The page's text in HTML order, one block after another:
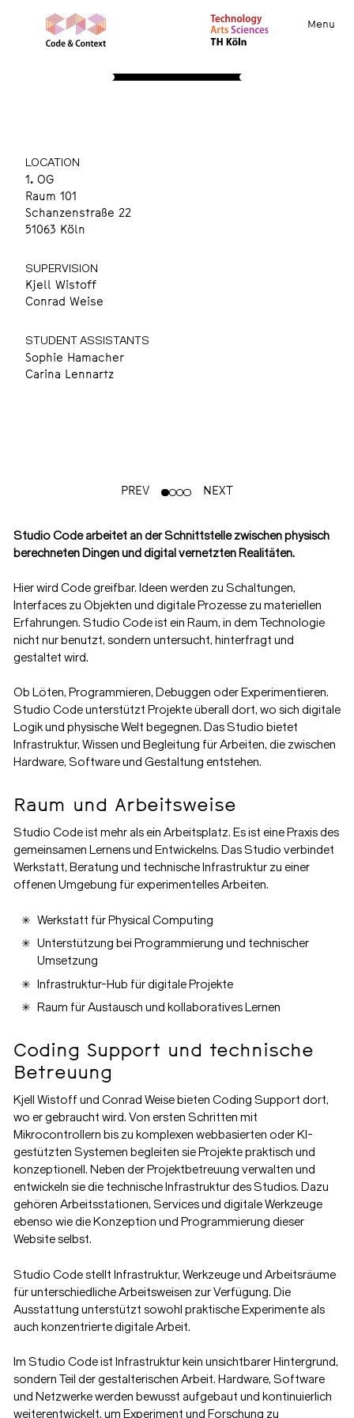
Menu
LOCATION
1. OG
Raum 101
Schanzenstraße 22
51063 Köln
SUPERVISION
Kjell Wistoff
Conrad Weise
STUDENT ASSISTANTS
Sophie Hamacher
Carina Lennartz
PREV NEXT
Studio Code arbeitet an der Schnittstelle zwischen physisch
berechneten Dingen und digital vernetzten Realitäten.
Hier wird Code greifbar. Ideen werden zu Schaltungen,
Interfaces zu Objekten und digitale Prozesse zu materiellen
Erfahrungen. Studio Code ist ein Raum, in dem Technologie
nicht nur benutzt, sondern untersucht, hinterfragt und
gestaltet wird.
Ob Löten, Programmieren, Debuggen oder Experimentieren.
Studio Code unterstützt Projekte überall dort, wo sich digitale
Logik und physische Welt begegnen. Das Studio bietet
Infrastruktur, Wissen und Begleitung für Arbeiten, die zwischen
Hardware, Software und Gestaltung entstehen.
Raum und Arbeitsweise
Studio Code ist mehr als ein Arbeitsplatz. Es ist eine Praxis des
gemeinsamen Lernens und Entwickelns. Das Studio verbindet
Werkstatt, Beratung und technische Infrastruktur zu einer
offenen Umgebung für experimentelles Arbeiten.
Werkstatt für Physical Computing
Unterstützung bei Programmierung und technischer
Umsetzung
Infrastruktur-Hub für digitale Projekte
Raum für Austausch und kollaboratives Lernen
Coding Support und technische
Betreuung
Kjell Wistoff und Conrad Weise bieten Coding Support dort,
wo er gebraucht wird. Von ersten Schritten mit
Mikrocontrollern bis zu komplexen webbasierten oder KI-
gestützten Systemen begleiten sie Projekte praktisch und
konzeptionell. Neben der Projektbetreuung verwalten und
entwickeln sie die technische Infrastruktur des Studios. Dazu
gehören Arbeitsstationen, Services und digitale Werkzeuge
ebenso wie die Konzeption und Programmierung dieser
Website selbst.
Studio Code stellt Infrastruktur, Werkzeuge und Arbeitsräume
für unterschiedliche Arbeitsweisen zur Verfügung. Die
Ausstattung unterstützt sowohl praktische Experimente als
auch konzentrierte digitale Arbeit.
Im Studio Code ist Infrastruktur kein unsichtbarer Hintergrund,
sondern Teil der gestalterischen Arbeit. Hardware, Software
und Netzwerke werden bewusst aufgebaut und kontinuierlich
weiterentwickelt, um Experiment und Forschung zu